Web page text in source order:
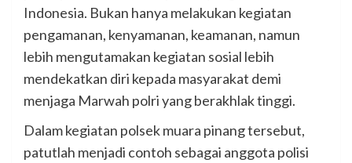
Indonesia. Bukan hanya melakukan kegiatan
pengamanan, kenyamanan, keamanan, namun
lebih mengutamakan kegiatan sosial lebih
mendekatkan diri kepada masyarakat demi
menjaga Marwah polri yang berakhlak tinggi.
Dalam kegiatan polsek muara pinang tersebut,
patutlah menjadi contoh sebagai anggota polisi